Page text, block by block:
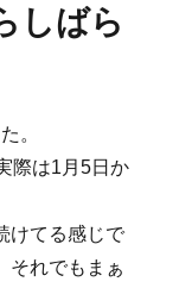
しばら
。
際は1月5日か
けてる感じで
それでもまぁ